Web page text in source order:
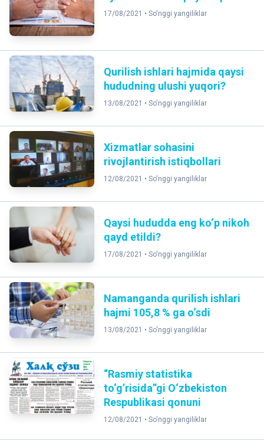
17/08/2021 • So'nggi yangiliklar
Qurilish ishlari hajmida qaysi
hududning ulushi yuqori?
13/08/2021 • So'nggi yangiliklar
Xizmatlar sohasini
rivojlantirish istiqbollari
12/08/2021 • So'nggi yangiliklar
Qaysi hududda eng ko‘p nikoh
qayd etildi?
17/08/2021 • So'nggi yangiliklar
Namanganda qurilish ishlari
hajmi 105,8 % ga o‘sdi
13/08/2021 • So'nggi yangiliklar
“Rasmiy statistika
to‘g’risida”gi O‘zbekiston
Respublikasi qonuni
12/08/2021 • So'nggi yangiliklar